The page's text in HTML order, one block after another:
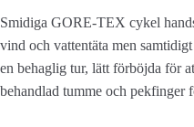
Smidiga GORE-TEX cykel
vind och vattentäta men
en behaglig tur, lätt förböjda för
behandlad tumme och pekfinger